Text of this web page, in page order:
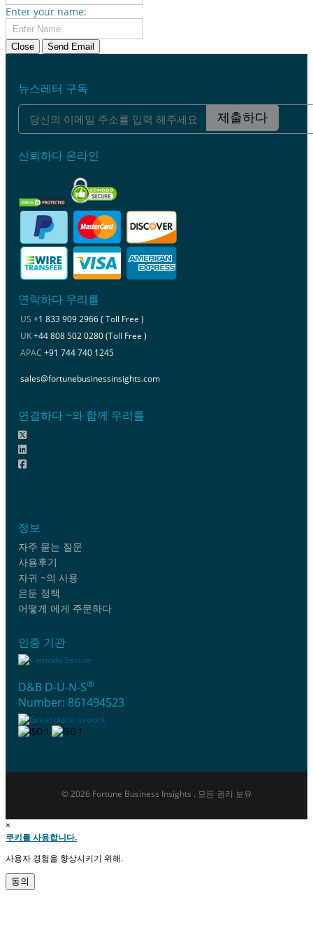
Enter your name:
Close Send Email
뉴스레터 구독
제출하다
신뢰하다 온라인
연락하다 우리를
US +1 833 909 2966 ( Toll Free )
UK+44 808 502 0280 (Toll Free )
APAC +91 744 740 1245
sales@fortunebusinessinsights.com
연결하다 ~와 함께 우리를
정보
자주 묻는 질문
사용후기
자귀 ~의 사용
은둔 정책
어떻게 에게 주문하다
인증 기관
D&B D-U-N-S®
Number: 861494523
© 2026 Fortune Business Insights . 모든 권리 보유
×
쿠키를 사용합니다.
사용자 경험을 향상시키기 위해.
동의